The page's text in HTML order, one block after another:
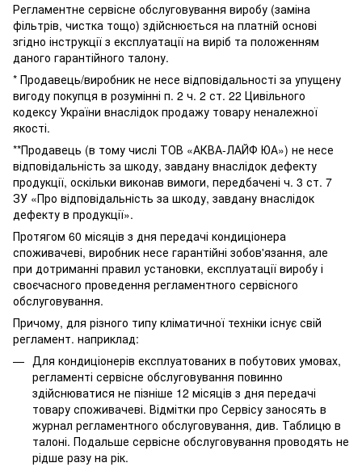
Регламентне сервісне обслуговування виробу (заміна
фільтрів, чистка тощо) здійснюється на платній основі
згідно інструкції з експлуатації на виріб та положенням
даного гарантійного талону.
* Продавець/виробник не несе відповідальності за упущену
вигоду покупця в розумінні п. 2 ч. 2 ст. 22 Цивільного
кодексу України внаслідок продажу товару неналежної
якості.
**Продавець (в тому числі ТОВ «АКВА-ЛАЙФ ЮА») не несе
відповідальність за шкоду, завдану внаслідок дефекту
продукції, оскільки виконав вимоги, передбачені ч. 3 ст. 7
ЗУ «Про відповідальність за шкоду, завдану внаслідок
дефекту в продукції».
Протягом 60 місяців з дня передачі кондиціонера
споживачеві, виробник несе гарантійні зобов'язання, але
при дотриманні правил установки, експлуатації виробу і
своєчасного проведення регламентного сервісного
обслуговування.
Причому, для різного типу кліматичної техніки існує свій
регламент. наприклад:
Для кондиціонерів експлуатованих в побутових умовах,
регламенті сервісне обслуговування повинно
здійснюватися не пізніше 12 місяців з дня передачі
товару споживачеві. Відмітки про Сервісу заносять в
журнал регламентного обслуговування, див. Таблицю в
талоні. Подальше сервісне обслуговування проводять не
рідше разу на рік.